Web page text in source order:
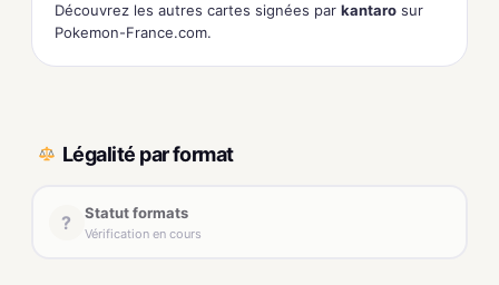
Découvrez les autres cartes signées par kantaro sur
Pokemon-France.com.
Légalité par format
? Statut formats
Vérification en cours